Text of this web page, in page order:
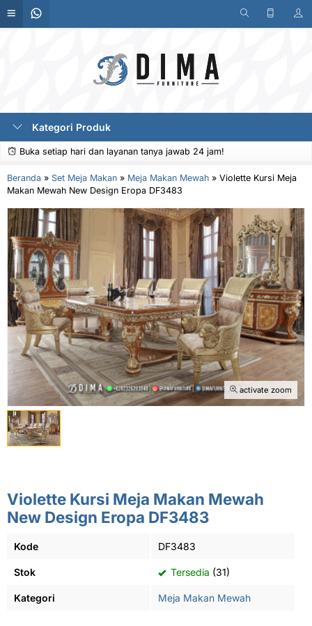
Kategori Produk
Buka setiap hari dan layanan tanya jawab 24 jam!
Beranda » Set Meja Makan » Meja Makan Mewah » Violette Kursi Meja
Makan Mewah New Design Eropa DF3483
activate zoom
Violette Kursi Meja Makan Mewah
New Design Eropa DF3483
Kode DF3483
Stok Tersedia (31)
Kategori Meja Makan Mewah